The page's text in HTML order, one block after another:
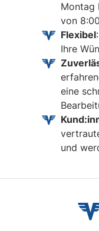
Montag
von
Flexibel
Ihre
eine
und